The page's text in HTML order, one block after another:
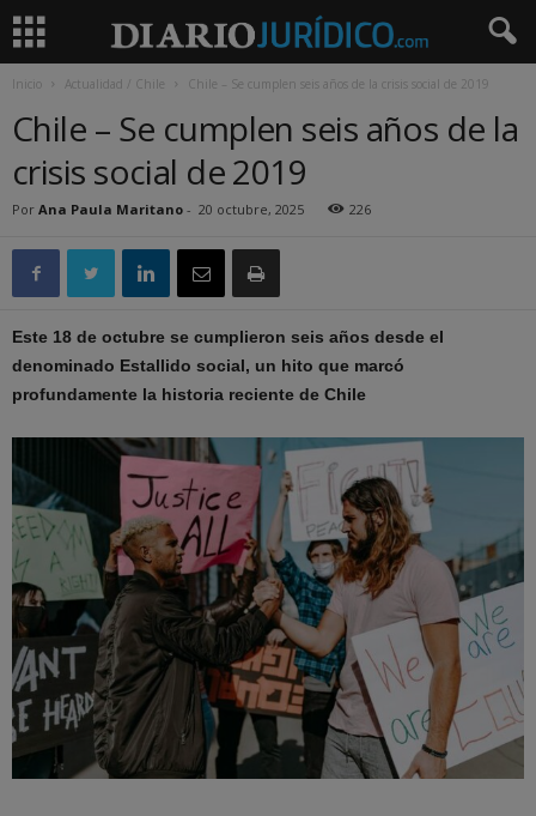
Inicio Actualidad / Chile Chile – Se cumplen seis años de la crisis social de 2019
Chile – Se cumplen seis años de la
crisis social de 2019
Por Ana Paula Maritano - 20 octubre, 2025 226
Este 18 de octubre se cumplieron seis años desde el
denominado Estallido social, un hito que marcó
profundamente la historia reciente de Chile